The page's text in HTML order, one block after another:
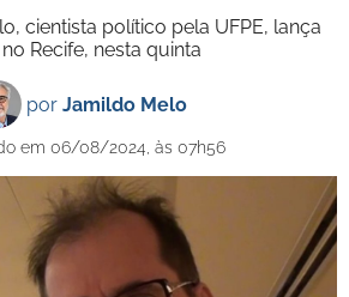
cientista político pela UFPE, lança
Recife, nesta quinta
por Jamildo Melo
em 06/08/2024, às 07h56